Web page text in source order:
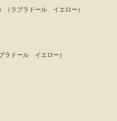
（ラブラドール イエロー）
ドール イエロー）